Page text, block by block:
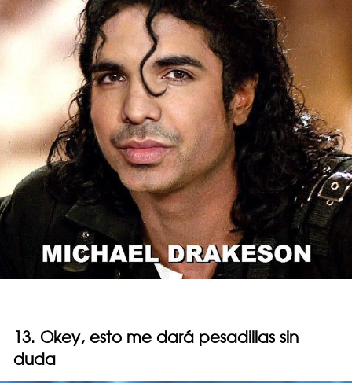
13. Okey, esto me dará pesadillas sin
duda